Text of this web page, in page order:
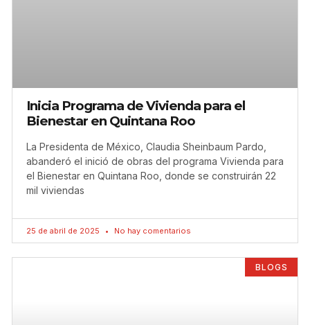
Inicia Programa de Vivienda para el
Bienestar en Quintana Roo
La Presidenta de México, Claudia Sheinbaum Pardo,
abanderó el inició de obras del programa Vivienda para
el Bienestar en Quintana Roo, donde se construirán 22
mil viviendas
25 de abril de 2025 No hay comentarios
BLOGS